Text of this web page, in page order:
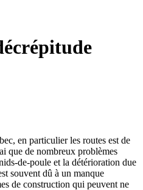
en particulier les routes est de
que de nombreux problèmes
de-poule et la détérioration due
souvent dû à un manque
de construction qui peuvent ne